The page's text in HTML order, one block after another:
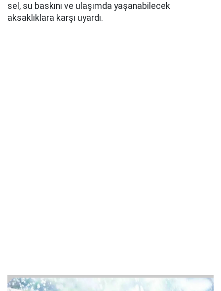
sel, su baskını ve ulaşımda yaşanabilecek
aksaklıklara karşı uyardı.